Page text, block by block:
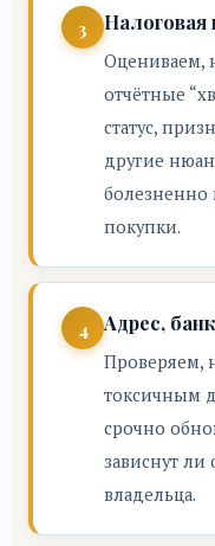
Налоговая
Оцениваем,
отчётные
статус,
другие
болезненно
покупки.
Адрес,
Проверяем,
токсичным
срочно
зависнут
владельца.